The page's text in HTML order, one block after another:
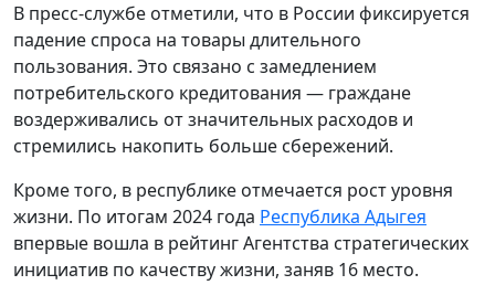
В пресс-службе отметили, что в России фиксируется
падение спроса на товары длительного
пользования. Это связано с замедлением
потребительского кредитования — граждане
воздерживались от значительных расходов и
стремились накопить больше сбережений.
Кроме того, в республике отмечается рост уровня
жизни. По итогам 2024 года Республика Адыгея
впервые вошла в рейтинг Агентства стратегических
инициатив по качеству жизни, заняв 16 место.